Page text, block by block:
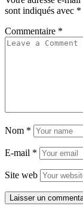
sont indiqués avec *
Commentaire *
Nom *
E-mail *
Site web